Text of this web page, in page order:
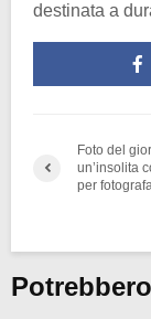
destinata a
Foto del
un’insolita
per